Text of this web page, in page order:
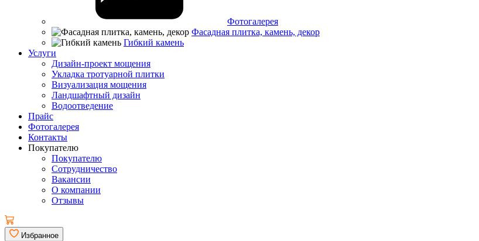
Фотогалерея
Фасадная плитка, камень, декор
Гибкий камень
Услуги
Дизайн-проект мощения
Укладка тротуарной плитки
Визуализация мощения
Ландшафтный дизайн
Водоотведение
Прайс
Фотогалерея
Контакты
Покупателю
Покупателю
Сотрудничество
Вакансии
О компании
Отзывы
Избранное